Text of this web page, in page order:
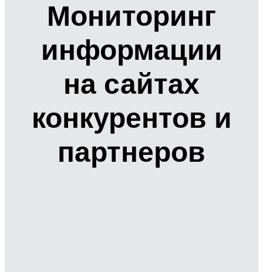
Мониторинг
информации
на сайтах
конкурентов и
партнеров